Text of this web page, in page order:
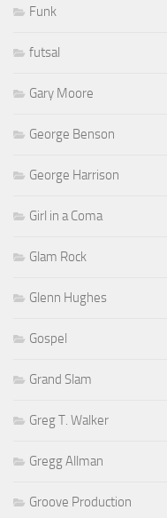
Funk
futsal
Gary Moore
George Benson
George Harrison
Girl in a Coma
Glam Rock
Glenn Hughes
Gospel
Grand Slam
Greg T. Walker
Gregg Allman
Groove Production